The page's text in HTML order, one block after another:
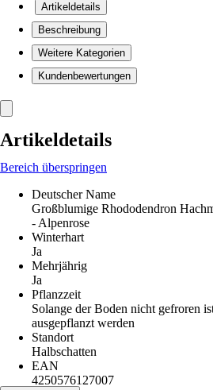
Artikeldetails
Beschreibung
Weitere Kategorien
Kundenbewertungen
Artikeldetails
Bereich überspringen
Deutscher Name
Großblumige Rhododendron
- Alpenrose
Winterhart
Ja
Mehrjährig
Ja
Pflanzzeit
Solange der Boden nicht gefroren
ausgepflanzt werden
Standort
Halbschatten
EAN
4250576127007